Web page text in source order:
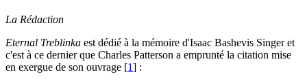
La Rédaction
Eternal Treblinka est dédié à la mémoire d'Isaac Bashevis Singer et
c'est à ce dernier que Charles Patterson a emprunté la citation mise
en exergue de son ouvrage [1] :